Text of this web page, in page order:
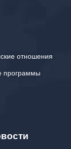
отношения
программы